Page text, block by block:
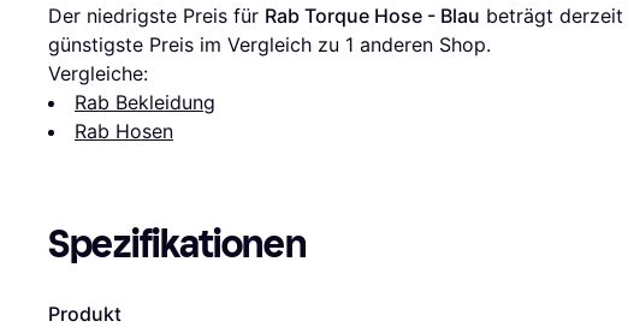
Der niedrigste Preis für Rab Torque Hose - Blau beträgt derzeit
günstigste Preis im Vergleich zu 1 anderen Shop.
Vergleiche:
Rab Bekleidung
Rab Hosen
Spezifikationen
Produkt